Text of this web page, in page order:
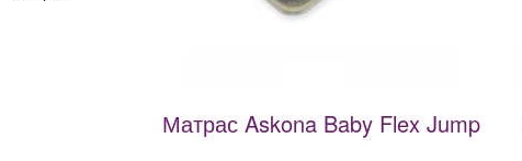
Матрас Askona Baby Flex Jump